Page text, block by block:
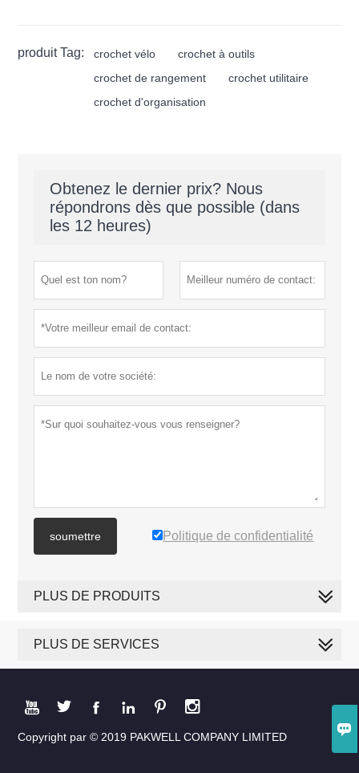

produit Tag: crochet vélo
crochet à outils
crochet de rangement
crochet utilitaire
crochet d'organisation
Obtenez le dernier prix? Nous
répondrons dès que possible (dans
les 12 heures)
soumettre Politique de confidentialité
PLUS DE PRODUITS
PLUS DE SERVICES
     
Copyright par © 2019 PAKWELL COMPANY LIMITED